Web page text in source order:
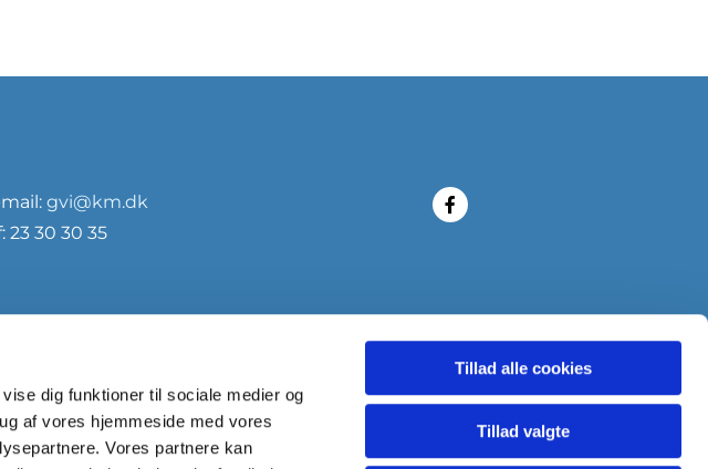
dig funktioner til sociale medier og
af vores hjemmeside med vores
Vores partnere kan
Tillad alle cookies
Tillad valgte
gvi@km.dk
23 30 30 35